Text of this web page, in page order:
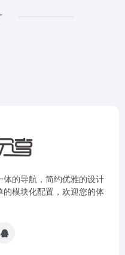
的导航，简约优雅的设计
模块化配置，欢迎您的体